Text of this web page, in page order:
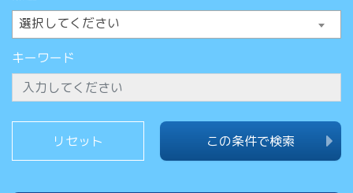
選択してください
キーワード
この条件で検索